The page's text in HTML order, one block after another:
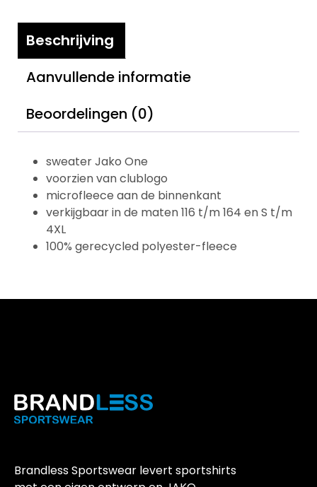
Beschrijving
Aanvullende informatie
Beoordelingen (0)
sweater Jako One
voorzien van clublogo
microfleece aan de binnenkant
verkijgbaar in de maten 116 t/m 164 en S t/m
4XL
100% gerecycled polyester-fleece
Brandless Sportswear levert sportshirts